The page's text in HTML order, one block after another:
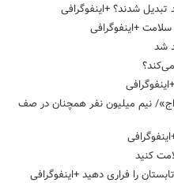
شدند؟ +اینفوگرافی
ازدواج»/ نیم میلیون نفر همچنان در صف
کنید
را فراری دهید +اینفوگرافی